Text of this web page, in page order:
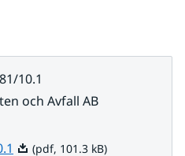
10.1
och Avfall AB
Pdf, 101.3 kB.
(pdf, 101.3 kB)